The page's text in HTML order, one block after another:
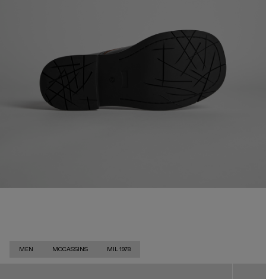
MEN MOCASSINS MIL 1978